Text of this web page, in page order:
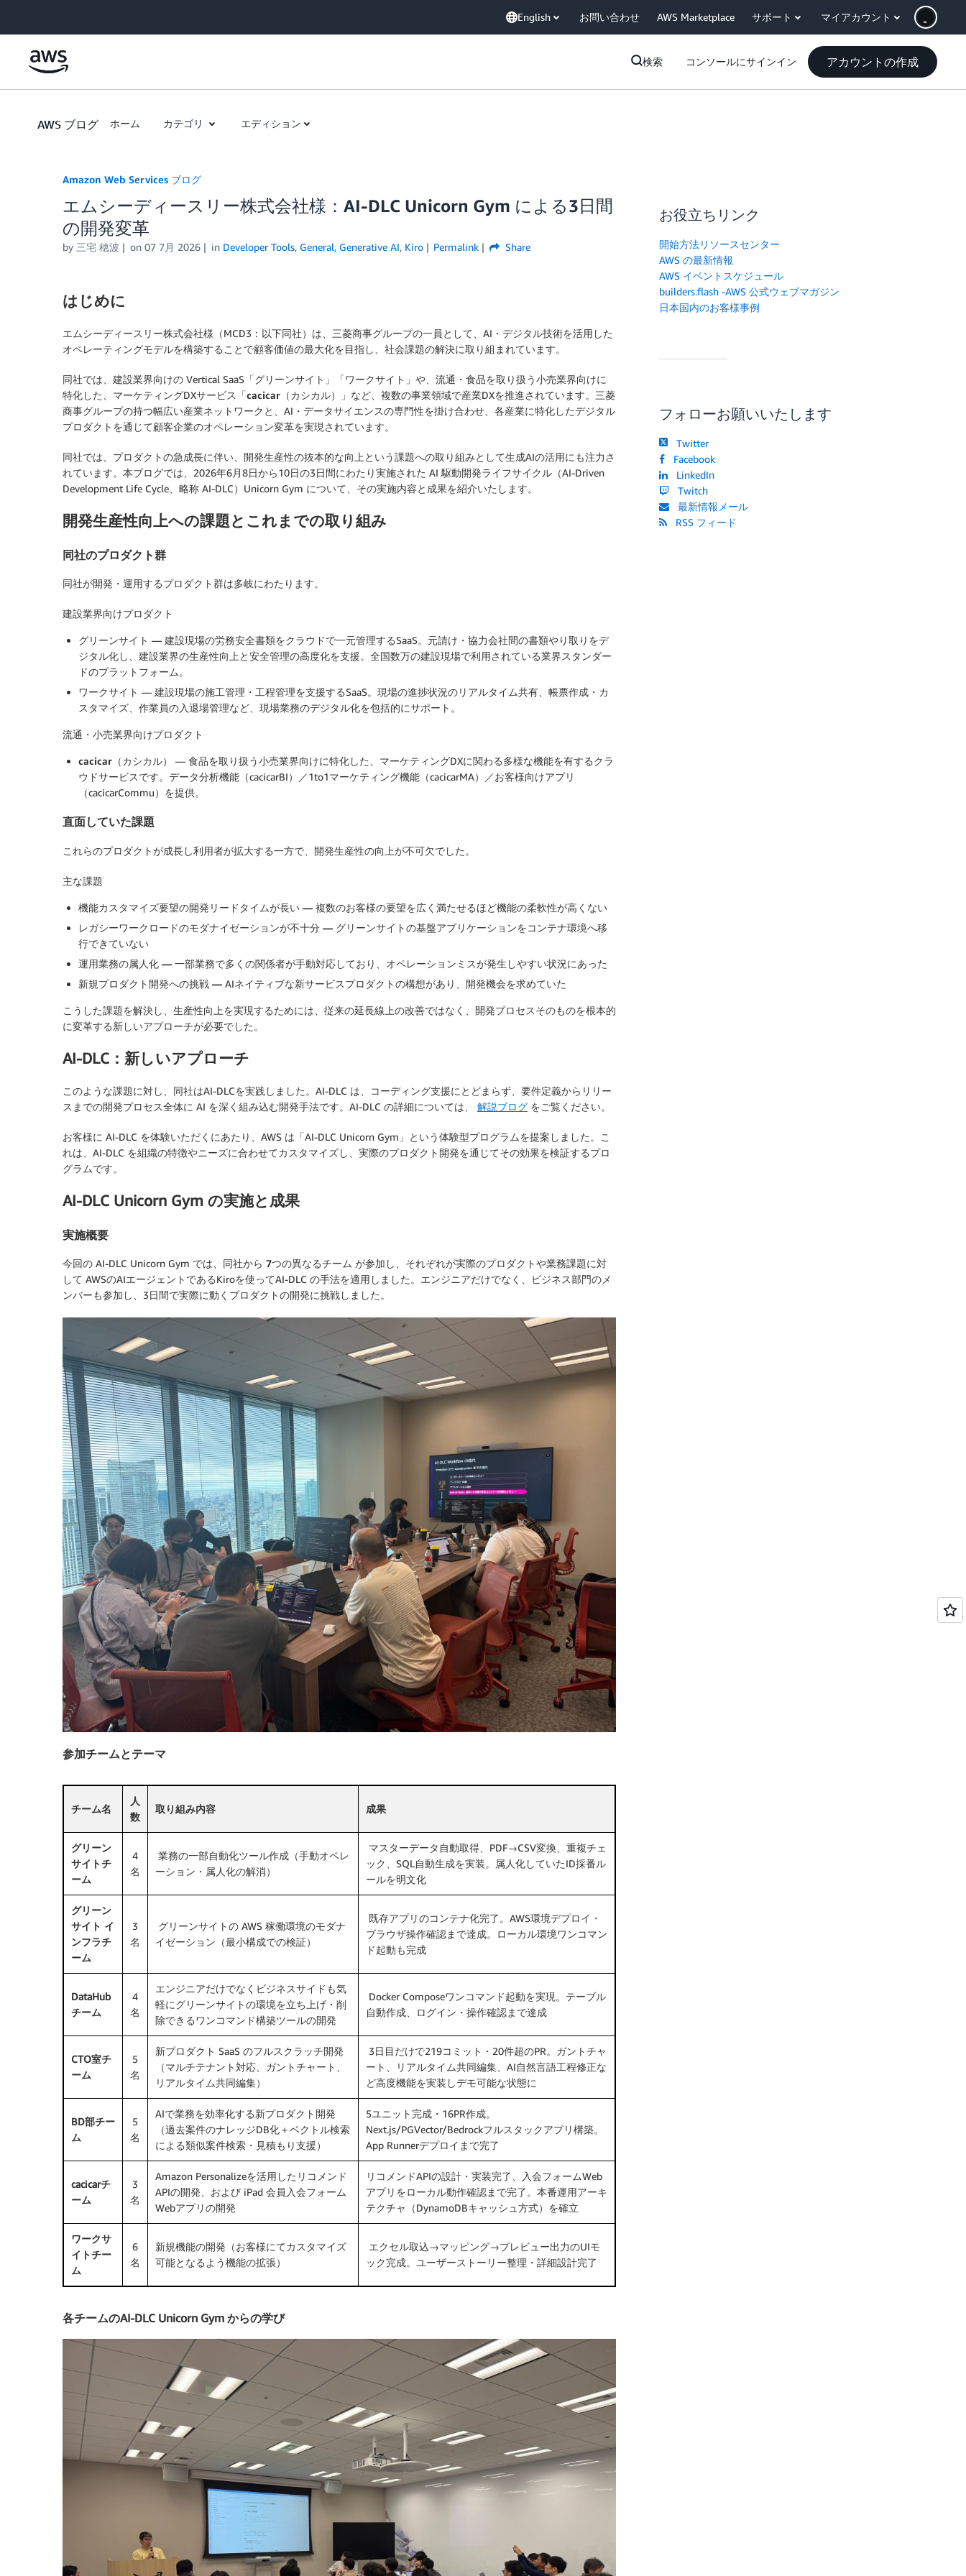
English お問い合わせ AWS Marketplace サポート マイアカウント
検索 コンソールにサインイン アカウントの作成
AWS ブログ ホーム カテゴリ エディション
Amazon Web Services ブログ
エムシーディースリー株式会社様：AI-DLC Unicorn Gym による3日間
の開発変革
by 三宅 穂波 on 07 7月 2026 in Developer Tools, General, Generative AI, Kiro Permalink Share
はじめに
エムシーディースリー株式会社様（MCD3：以下同社）は、三菱商事グループの一員として、AI・デジタル技術を活用した
オペレーティングモデルを構築することで顧客価値の最大化を目指し、社会課題の解決に取り組まれています。
同社では、建設業界向けの Vertical SaaS「グリーンサイト 」「ワークサイト 」や、流通・食品を取り扱う小売業界向けに
特化した、マーケティングDXサービス「cacicar（カシカル）
」など、複数の事業領域で産業DXを推進されています。三菱
商事グループの持つ幅広い産業ネットワークと、AI・データサイエンスの専門性を掛け合わせ、各産業に特化したデジタル
プロダクトを通じて顧客企業のオペレーション変革を実現されています。
同社では、プロダクトの急成長に伴い、開発生産性の抜本的な向上という課題への取り組みとして生成AIの活用にも注力さ
れています。本ブログでは、2026年6月8日から10日の3日間にわたり実施された AI 駆動開発ライフサイクル（AI-Driven
Development Life Cycle、略称 AI-DLC）Unicorn Gym について、その実施内容と成果を紹介いたします。
開発生産性向上への課題とこれまでの取り組み
同社のプロダクト群
同社が開発・運用するプロダクト群は多岐にわたります。
建設業界向けプロダクト
グリーンサイト — 建設現場の労務安全書類をクラウドで一元管理するSaaS。元請け・協力会社間の書類やり取りをデ
ジタル化し、建設業界の生産性向上と安全管理の高度化を支援。全国数万の建設現場で利用されている業界スタンダー
ドのプラットフォーム。
ワークサイト — 建設現場の施工管理・工程管理を支援するSaaS。現場の進捗状況のリアルタイム共有、帳票作成・カ
スタマイズ、作業員の入退場管理など、現場業務のデジタル化を包括的にサポート。
流通・小売業界向けプロダクト
cacicar（カシカル）
— 食品を取り扱う小売業界向けに特化した、マーケティングDXに関わる多様な機能を有するクラ
ウドサービスです。データ分析機能（cacicarBI）／1to1マーケティング機能（cacicarMA）／お客様向けアプリ
（cacicarCommu）を提供。
直面していた課題
これらのプロダクトが成長し利用者が拡大する一方で、開発生産性の向上が不可欠でした。
主な課題
機能カスタマイズ要望の開発リードタイムが長い — 複数のお客様の要望を広く満たせるほど機能の柔軟性が高くない
レガシーワークロードのモダナイゼーションが不十分 — グリーンサイトの基盤アプリケーションをコンテナ環境へ移
行できていない
運用業務の属人化 — 一部業務で多くの関係者が手動対応しており、オペレーションミスが発生しやすい状況にあった
新規プロダクト開発への挑戦 — AIネイティブな新サービスプロダクトの構想があり、開発機会を求めていた
こうした課題を解決し、生産性向上を実現するためには、従来の延長線上の改善ではなく、開発プロセスそのものを根本的
に変革する新しいアプローチが必要でした。
AI-DLC：新しいアプローチ
このような課題に対し、同社はAI-DLCを実践しました。AI-DLC は、コーディング支援にとどまらず、要件定義からリリー
スまでの開発プロセス全体に AI を深く組み込む開発手法です。AI-DLC の詳細については、 解説ブログ をご覧ください。
お客様に AI-DLC を体験いただくにあたり、AWS は「AI-DLC Unicorn Gym」という体験型プログラムを提案しました。こ
れは、AI-DLC を組織の特徴やニーズに合わせてカスタマイズし、実際のプロダクト開発を通じてその効果を検証するプロ
グラムです。
AI-DLC Unicorn Gym の実施と成果
実施概要
今回の AI-DLC Unicorn Gym では、同社から 7つの異なるチーム が参加し、それぞれが実際のプロダクトや業務課題に対
して AWSのAIエージェントであるKiroを使ってAI-DLC の手法を適用しました。エンジニアだけでなく、ビジネス部門のメ
ンバーも参加し、3日間で実際に動くプロダクトの開発に挑戦しました。
参加チームとテーマ
チーム名
人
数
取り組み内容 成果
グリーン
サイトチ
ーム
4
名
業務の一部自動化ツール作成（手動オペレ
ーション・属人化の解消）
マスターデータ自動取得、PDF→CSV変換、重複チェ
ック、SQL自動生成を実装。属人化していたID採番ル
ールを明文化
グリーン
サイト イ
ンフラチ
ーム
3
名
グリーンサイトの AWS 稼働環境のモダナ
イゼーション（最小構成での検証）
既存アプリのコンテナ化完了。AWS環境デプロイ・
ブラウザ操作確認まで達成。ローカル環境ワンコマン
ド起動も完成
DataHub
チーム
4
名
エンジニアだけでなくビジネスサイドも気
軽にグリーンサイトの環境を立ち上げ・削
除できるワンコマンド構築ツールの開発
Docker Composeワンコマンド起動を実現。テーブル
自動作成、ログイン・操作確認まで達成
CTO室チ
ーム
5
名
新プロダクト SaaS のフルスクラッチ開発
（マルチテナント対応、ガントチャート、
リアルタイム共同編集）
3日目だけで219コミット・20件超のPR。ガントチャ
ート、リアルタイム共同編集、AI自然言語工程修正な
ど高度機能を実装しデモ可能な状態に
BD部チー
ム
5
名
AIで業務を効率化する新プロダクト開発
（過去案件のナレッジDB化＋ベクトル検索
による類似案件検索・見積もり支援）
5ユニット完成・16PR作成。
Next.js/PGVector/Bedrockフルスタックアプリ構築。
App Runnerデプロイまで完了
cacicarチ
ーム
3
名
Amazon Personalizeを活用したリコメンド
APIの開発、および iPad 会員入会フォーム
Webアプリの開発
リコメンドAPIの設計・実装完了、入会フォームWeb
アプリをローカル動作確認まで完了。本番運用アーキ
テクチャ（DynamoDBキャッシュ方式）を確立
ワークサ
イトチー
ム
6
名
新規機能の開発（お客様にてカスタマイズ
可能となるよう機能の拡張）
エクセル取込→マッピング→プレビュー出力のUIモ
ック完成。ユーザーストーリー整理・詳細設計完了
各チームのAI-DLC Unicorn Gym からの学び
お役立ちリンク
開始方法リソースセンター
AWS の最新情報
AWS イベントスケジュール
builders.flash -AWS 公式ウェブマガジン
日本国内のお客様事例
フォローお願いいたします
Twitter
Facebook
LinkedIn
Twitch
最新情報メール
RSS フィード